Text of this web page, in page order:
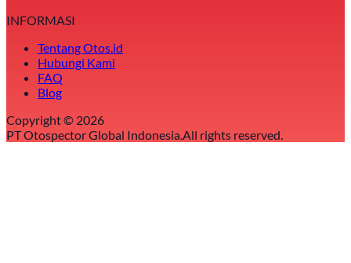
INFORMASI
Tentang Otos.id
Hubungi Kami
FAQ
Blog
Copyright © 2026
PT Otospector Global Indonesia.All rights reserved.